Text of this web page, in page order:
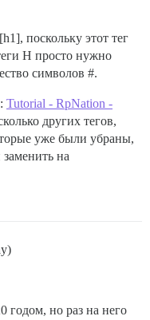
поскольку этот тег
H просто нужно
символов #.
Tutorial - RpNation -
других тегов,
уже были убраны,
на
годом, но раз на него